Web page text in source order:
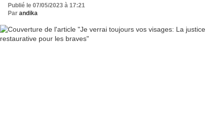
Publié le 07/05/2023 à 17:21
Par andika